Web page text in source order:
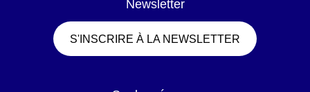
Newsletter
S'INSCRIRE À LA NEWSLETTER